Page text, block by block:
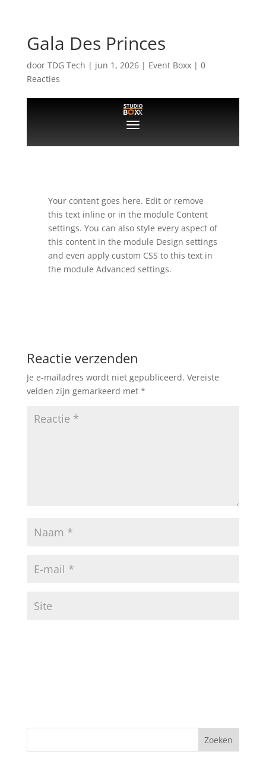
Gala Des Princes
door TDG Tech | jun 1, 2026| Event Boxx| 0
Reacties
Your content goes here. Edit or remove
this text inline or in the module Content
settings. You can also style every aspect of
this content in the module Design settings
and even apply custom CSS to this text in
the module Advanced settings.
Reactie verzenden
Je e-mailadres wordt niet gepubliceerd. Vereiste
velden zijn gemarkeerd met *